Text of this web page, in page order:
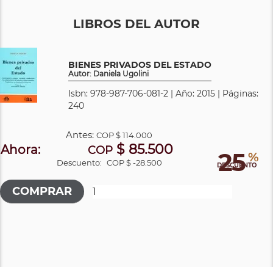
LIBROS DEL AUTOR
BIENES PRIVADOS DEL ESTADO
Autor: Daniela Ugolini
Isbn: 978-987-706-081-2 | Año: 2015 | Páginas:
240
25 %
DESCUENTO
Antes:COP$ 114.000
Ahora: COP $ 85.500
Descuento: COP $ -28.500